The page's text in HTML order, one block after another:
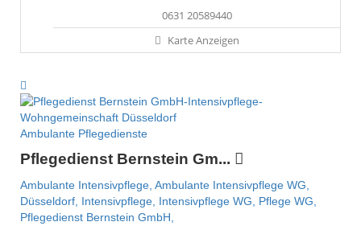
0631 20589440
Karte Anzeigen
Ambulante Pflegedienste
Pflegedienst Bernstein Gm...
Ambulante Intensivpflege, Ambulante Intensivpflege WG,
Düsseldorf, Intensivpflege, Intensivpflege WG, Pflege WG,
Pflegedienst Bernstein GmbH,